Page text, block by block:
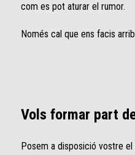
com es pot aturar el rumor.
Només cal que ens facis
Vols formar part
Posem a disposició vostre